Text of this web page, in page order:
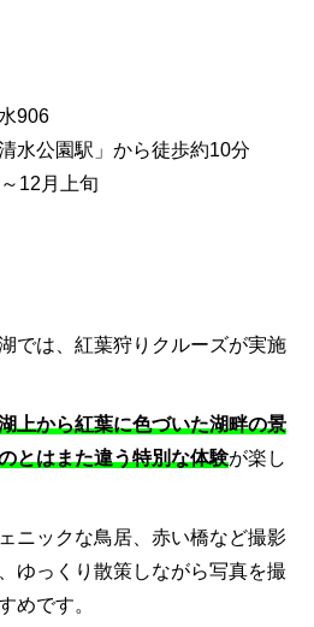
906
水公園駅」から徒歩約10分
12月上旬
では、紅葉狩りクルーズが実施
上から紅葉に色づいた湖畔の景
とはまた違う特別な体験が楽し
ニックな鳥居、赤い橋など撮影
ゆっくり散策しながら写真を撮
めです。